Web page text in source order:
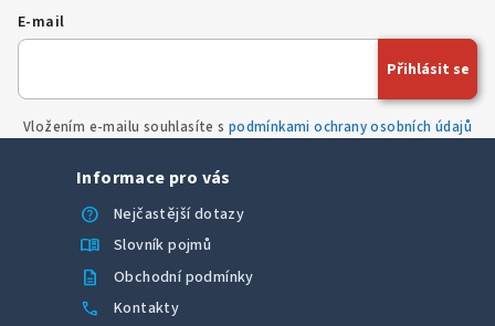
E-mail
Vložením e-mailu souhlasíte s podmínkami ochrany osobních údajů
Přihlásit se
Informace pro vás
help
Nejčastější dotazy
menu_book Slovník pojmů
description Obchodní podmínky
call Kontakty